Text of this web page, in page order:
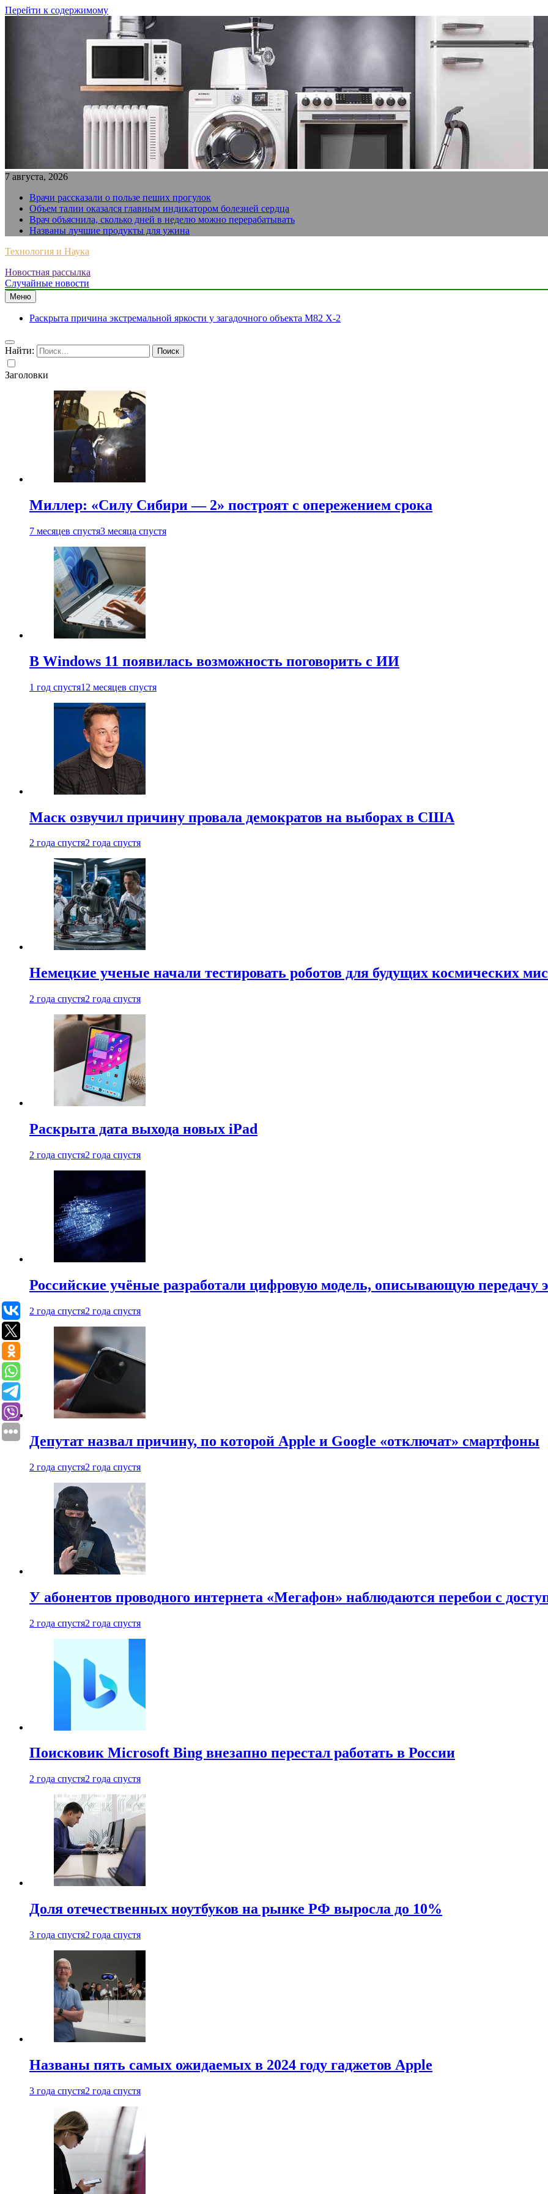
Перейти к содержимому
7 августа, 2026
Врачи рассказали о пользе пеших прогулок
Объем талии оказался главным индикатором болезней сердца
Врач объяснила, сколько дней в неделю можно перерабатывать
Названы лучшие продукты для ужина
Технология и Наука
Новостная рассылка
Случайные новости
Меню
Раскрыта причина экстремальной яркости у загадочного объекта M82 X-2
Найти:
Заголовки
Миллер: «Силу Сибири — 2» построят с опережением срока
7 месяцев спустя3 месяца спустя
В Windows 11 появилась возможность поговорить с ИИ
1 год спустя12 месяцев спустя
Маск озвучил причину провала демократов на выборах в США
2 года спустя2 года спустя
Немецкие ученые начали тестировать роботов для будущих космических
2 года спустя2 года спустя
Раскрыта дата выхода новых iPad
2 года спустя2 года спустя
Российские учёные разработали цифровую модель, описывающую передачу
2 года спустя2 года спустя
Депутат назвал причину, по которой Apple и Google «отключат» смартфоны
2 года спустя2 года спустя
У абонентов проводного интернета «Мегафон» наблюдаются перебои с
2 года спустя2 года спустя
Поисковик Microsoft Bing внезапно перестал работать в России
2 года спустя2 года спустя
Доля отечественных ноутбуков на рынке РФ выросла до 10%
3 года спустя2 года спустя
Названы пять самых ожидаемых в 2024 году гаджетов Apple
3 года спустя2 года спустя